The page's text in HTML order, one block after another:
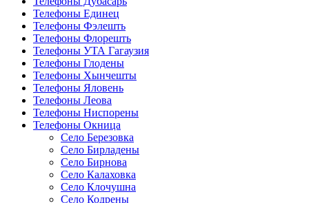
Телефоны Единец
Телефоны Фэлешть
Телефоны Флорешть
Телефоны УТА Гагаузия
Телефоны Глодены
Телефоны Хынчешты
Телефоны Яловень
Телефоны Леова
Телефоны Ниспорены
Телефоны Окница
Село Березовка
Село Бирладены
Село Бирнова
Село Калаховка
Село Клочушна
Село Кодрены